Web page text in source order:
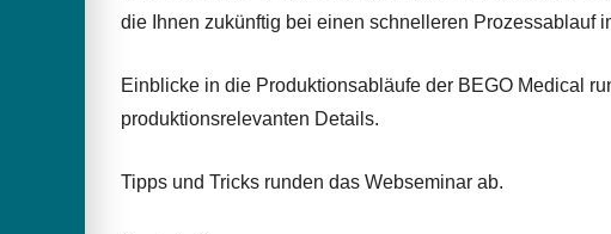
die Ihnen zukünftig bei einen schnelleren Prozessablauf
Einblicke in die Produktionsabläufe der BEGO Medical
produktionsrelevanten Details.
Tipps und Tricks runden das Webseminar ab.